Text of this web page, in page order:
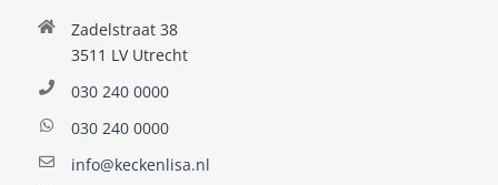
Zadelstraat 38
3511 LV Utrecht
030 240 0000
030 240 0000
info@keckenlisa.nl